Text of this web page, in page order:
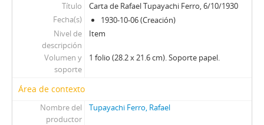
Título
Carta de Rafael Tupayachi Ferro, 6/10/1930
Fecha(s)
1930-10-06 (Creación)
Nivel de
descripción
Item
Volumen y
soporte
1 folio (28.2 x 21.6 cm). Soporte papel.
Área de contexto
Nombre del
productor
Tupayachi Ferro, Rafael